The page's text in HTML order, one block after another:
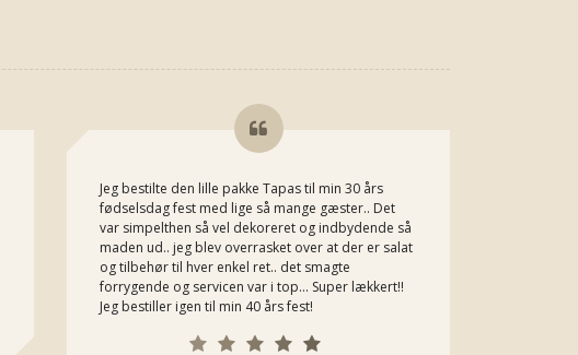
Jeg bestilte den lille pakke Tapas til min 30 års
fødselsdag fest med lige så mange gæster.. Det
var simpelthen så vel dekoreret og indbydende så
maden ud.. jeg blev overrasket over at der er salat
og tilbehør til hver enkel ret.. det smagte
forrygende og servicen var i top... Super lækkert!!
Jeg bestiller igen til min 40 års fest!